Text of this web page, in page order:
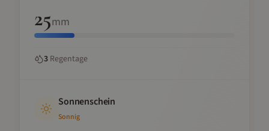
25mm
3 Regentage
Sonnenschein
Sonnig